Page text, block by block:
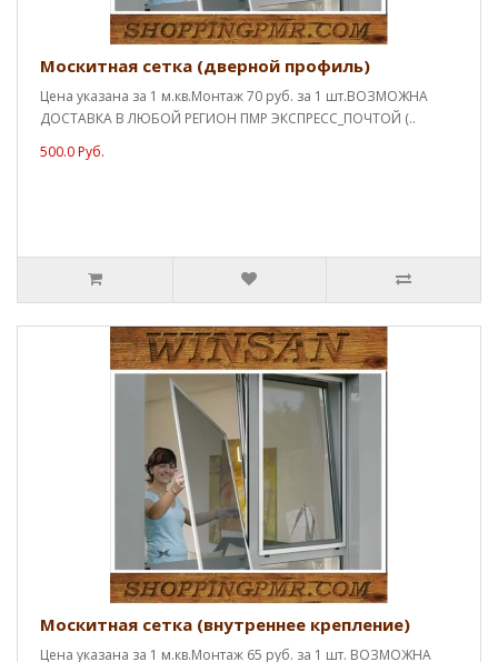
Москитная сетка (дверной профиль)
Цена указана за 1 м.кв.Монтаж 70 руб. за 1 шт.ВОЗМОЖНА
ДОСТАВКА В ЛЮБОЙ РЕГИОН ПМР ЭКСПРЕСС_ПОЧТОЙ (..
500.0 Руб.
Москитная сетка (внутреннее крепление)
Цена указана за 1 м.кв.Монтаж 65 руб. за 1 шт. ВОЗМОЖНА